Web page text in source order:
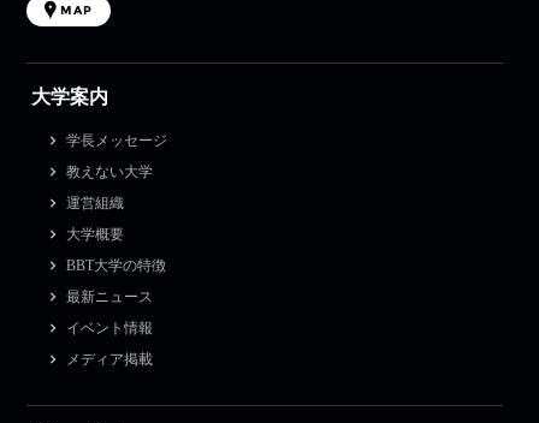
MAP
大学案内
学長メッセージ
教えない大学
運営組織
大学概要
BBT大学の特徴
最新ニュース
イベント情報
メディア掲載